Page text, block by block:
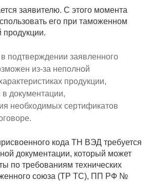
заявителю. С этого момента
его при таможенном
подтверждении заявленного
из-за неполной
продукции,
в документации,
необходимых сертификатов
кода ТН ВЭД требуется
документации, который может
по требованиям технических
союза (ТР ТС), ПП РФ №